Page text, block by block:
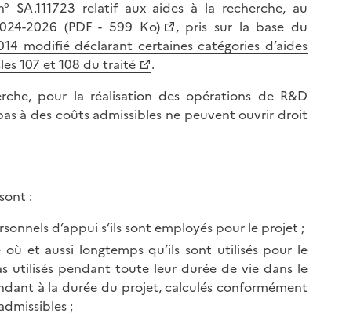
SA.111723 relatif aux aides à la recherche, au
2026 (PDF - 599 Ko)
, pris sur la base du
modifié déclarant certaines catégories d’aides
107 et 108 du traité
.
pour la réalisation des opérations de R&D
à des coûts admissibles ne peuvent ouvrir droit
:
d’appui s’ils sont employés pour le projet ;
et aussi longtemps qu’ils sont utilisés pour le
utilisés pendant toute leur durée de vie dans le
à la durée du projet, calculés conformément
;